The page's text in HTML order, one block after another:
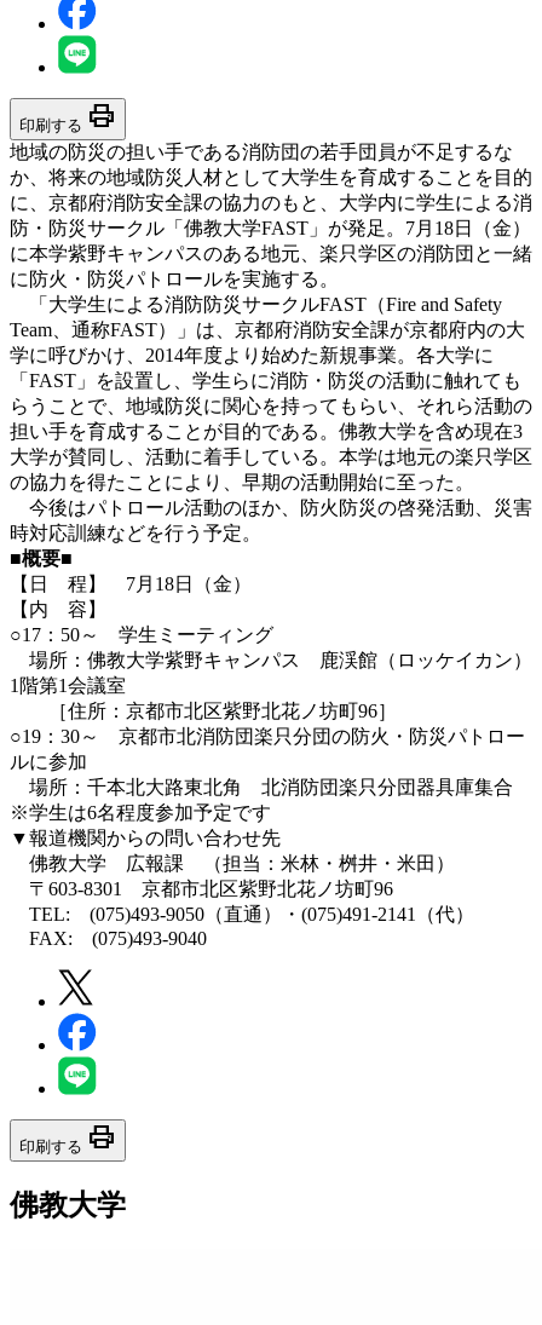
印刷する print
地域の防災の担い手である消防団の若手団員が不足するな
か、将来の地域防災人材として大学生を育成することを目的
に、京都府消防安全課の協力のもと、大学内に学生による消
防・防災サークル「佛教大学FAST」が発足。7月18日（金）
に本学紫野キャンパスのある地元、楽只学区の消防団と一緒
に防火・防災パトロールを実施する。
「大学生による消防防災サークルFAST（Fire and Safety
Team、通称FAST）」は、京都府消防安全課が京都府内の大
学に呼びかけ、2014年度より始めた新規事業。各大学に
「FAST」を設置し、学生らに消防・防災の活動に触れても
らうことで、地域防災に関心を持ってもらい、それら活動の
担い手を育成することが目的である。佛教大学を含め現在3
大学が賛同し、活動に着手している。本学は地元の楽只学区
の協力を得たことにより、早期の活動開始に至った。
今後はパトロール活動のほか、防火防災の啓発活動、災害
時対応訓練などを行う予定。
■概要■
【日 程】 7月18日（金）
【内 容】
○17：50～ 学生ミーティング
場所：佛教大学紫野キャンパス 鹿渓館（ロッケイカン）
1階第1会議室
［住所：京都市北区紫野北花ノ坊町96］
○19：30～ 京都市北消防団楽只分団の防火・防災パトロー
ルに参加
場所：千本北大路東北角 北消防団楽只分団器具庫集合
※学生は6名程度参加予定です
▼報道機関からの問い合わせ先
佛教大学 広報課 （担当：米林・桝井・米田）
〒603-8301 京都市北区紫野北花ノ坊町96
TEL: (075)493-9050（直通）・(075)491-2141（代）
FAX: (075)493-9040
印刷する print
佛教大学